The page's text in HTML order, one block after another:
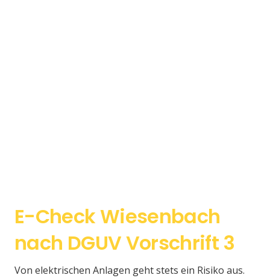
E-Check Wiesenbach
nach DGUV Vorschrift 3
Von elektrischen Anlagen geht stets ein Risiko aus.